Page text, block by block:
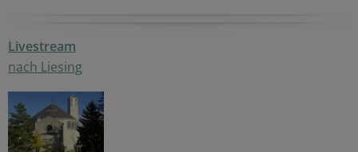
Livestream
nach Liesing